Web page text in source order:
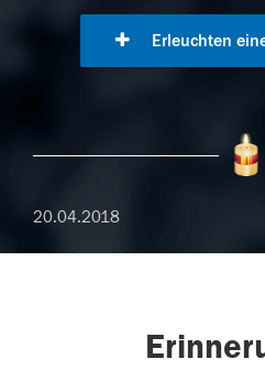
Erleuchten
20.04.2018